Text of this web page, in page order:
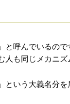
と呼んでいるの
人も同じメカニズ
という大義名分